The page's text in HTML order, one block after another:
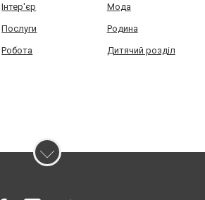
Інтер'єр Мода
Послуги Родина
Робота Дитячий розділ